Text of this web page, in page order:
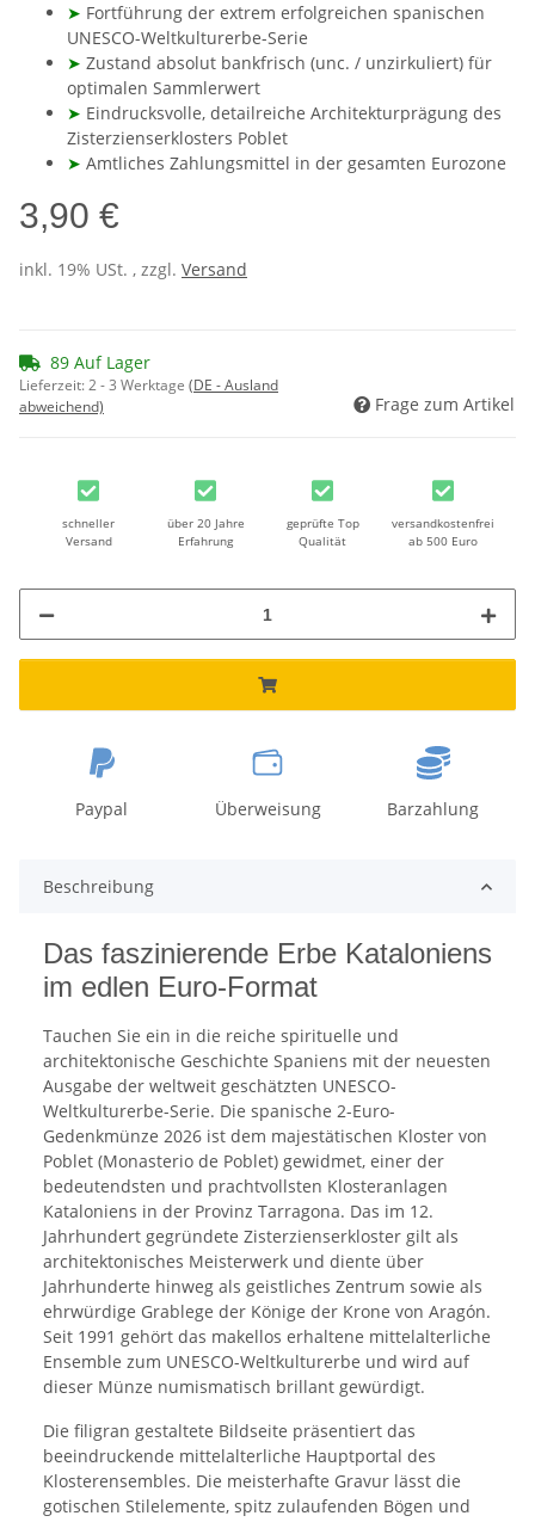
➤ Fortführung der extrem erfolgreichen spanischen
UNESCO-Weltkulturerbe-Serie
➤ Zustand absolut bankfrisch (unc. / unzirkuliert) für
optimalen Sammlerwert
➤ Eindrucksvolle, detailreiche Architekturprägung des
Zisterzienserklosters Poblet
➤ Amtliches Zahlungsmittel in der gesamten Eurozone
3,90 €
inkl. 19% USt. , zzgl. Versand
89 Auf Lager
Lieferzeit:2 - 3 Werktage (DE - Ausland
abweichend)
Frage zum Artikel
schneller
Versand
über 20 Jahre
Erfahrung
geprüfte Top
Qualität
versandkostenfrei
ab 500 Euro
Paypal Überweisung Barzahlung
Beschreibung
Das faszinierende Erbe Kataloniens
im edlen Euro-Format
Tauchen Sie ein in die reiche spirituelle und
architektonische Geschichte Spaniens mit der neuesten
Ausgabe der weltweit geschätzten UNESCO-
Weltkulturerbe-Serie. Die spanische 2-Euro-
Gedenkmünze 2026 ist dem majestätischen Kloster von
Poblet (Monasterio de Poblet) gewidmet, einer der
bedeutendsten und prachtvollsten Klosteranlagen
Kataloniens in der Provinz Tarragona. Das im 12.
Jahrhundert gegründete Zisterzienserkloster gilt als
architektonisches Meisterwerk und diente über
Jahrhunderte hinweg als geistliches Zentrum sowie als
ehrwürdige Grablege der Könige der Krone von Aragón.
Seit 1991 gehört das makellos erhaltene mittelalterliche
Ensemble zum UNESCO-Weltkulturerbe und wird auf
dieser Münze numismatisch brillant gewürdigt.
Die filigran gestaltete Bildseite präsentiert das
beeindruckende mittelalterliche Hauptportal des
Klosterensembles. Die meisterhafte Gravur lässt die
gotischen Stilelemente, spitz zulaufenden Bögen und